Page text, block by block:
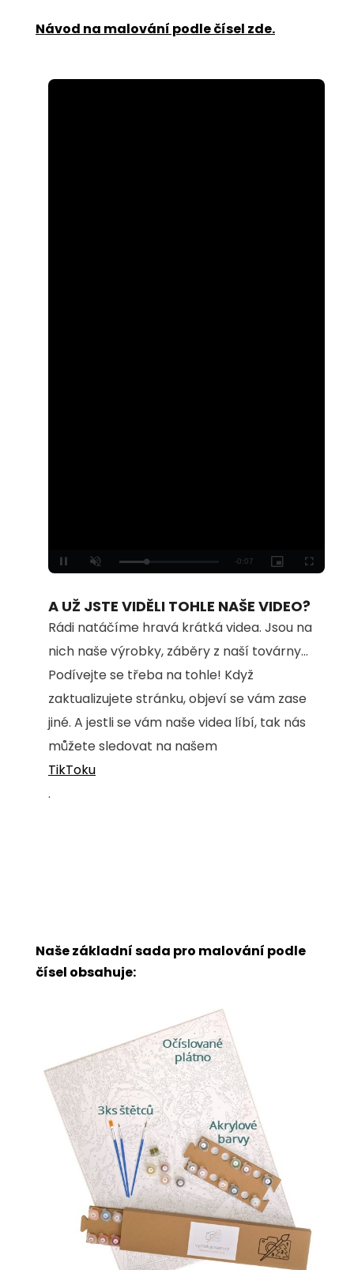
Návod na malování podle čísel zde.
Unmute
100.00%
A UŽ JSTE VIDĚLI TOHLE NAŠE VIDEO?
Rádi natáčíme hravá krátká videa. Jsou na
nich naše výrobky, záběry z naší továrny...
Podívejte se třeba na tohle! Když
zaktualizujete stránku, objeví se vám zase
jiné. A jestli se vám naše videa líbí, tak nás
můžete sledovat na našem
TikToku
.
Naše základní sada pro malování podle
čísel obsahuje: